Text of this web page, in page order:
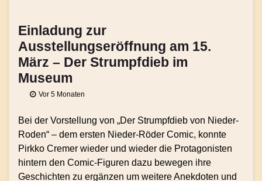
Einladung zur
Ausstellungseröffnung am 15.
März – Der Strumpfdieb im
Museum
Vor 5 Monaten
Bei der Vorstellung von „Der Strumpfdieb von Nieder-
Roden“ – dem ersten Nieder-Röder Comic, konnte
Pirkko Cremer wieder und wieder die Protagonisten
hintern den Comic-Figuren dazu bewegen ihre
Geschichten zu ergänzen um weitere Anekdoten und